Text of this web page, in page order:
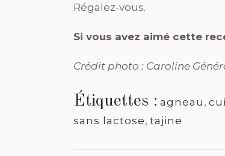
Régalez-vous.
Si vous avez aimé cette
Crédit photo : Caroline
Étiquettes : agneau ,
sans lactose, tajine